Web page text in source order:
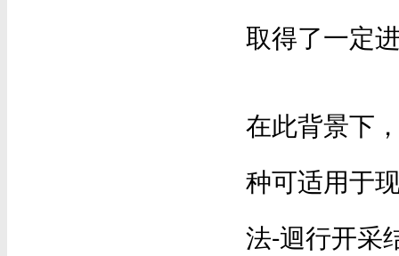
取得了一定
在此背景下
种可适用于
法-迴行开采